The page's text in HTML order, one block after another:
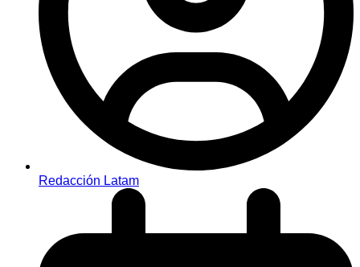
Redacción Latam